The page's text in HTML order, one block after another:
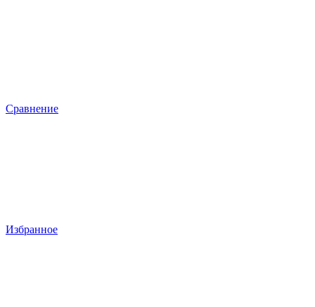
Сравнение
Избранное